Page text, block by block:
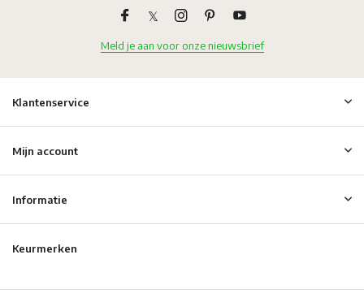
Meld je aan voor onze nieuwsbrief
Klantenservice
Mijn account
Informatie
Keurmerken